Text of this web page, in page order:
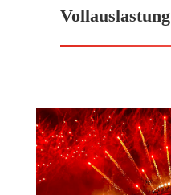
Vollauslastung